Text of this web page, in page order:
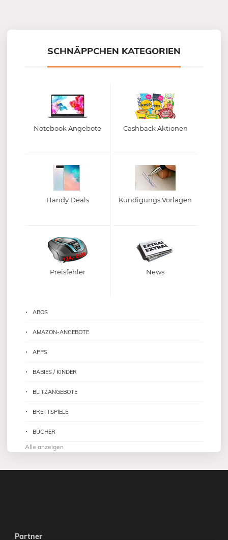
SCHNÄPPCHEN KATEGORIEN
Notebook Angebote Cashback Aktionen
Handy Deals Kündigungs Vorlagen
Preisfehler News
ABOS
AMAZON-ANGEBOTE
APPS
BABIES / KINDER
BLITZANGEBOTE
BRETTSPIELE
BÜCHER
Alle anzeigen
Partner